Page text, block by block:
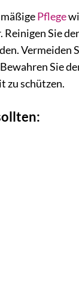
Pflege
Sie
Vermeiden
Sie
zu schützen.